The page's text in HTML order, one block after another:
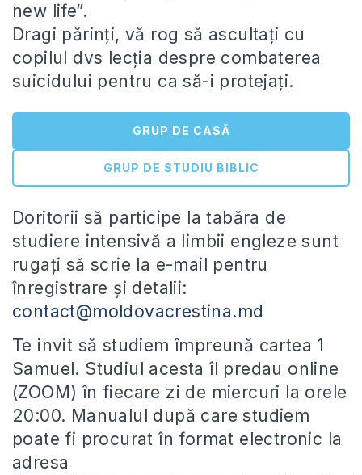
new life”.
Dragi părinți, vă rog să ascultați cu
copilul dvs lecția despre combaterea
suicidului pentru ca să-i protejați.
GRUP DE CASĂ
GRUP DE STUDIU BIBLIC
Doritorii să participe la tabăra de
studiere intensivă a limbii engleze sunt
rugați să scrie la e-mail pentru
înregistrare și detalii:
contact@moldovacrestina.md
Te invit să studiem împreună cartea 1
Samuel. Studiul acesta îl predau online
(ZOOM) în fiecare zi de miercuri la orele
20:00. Manualul după care studiem
poate fi procurat în format electronic la
adresa